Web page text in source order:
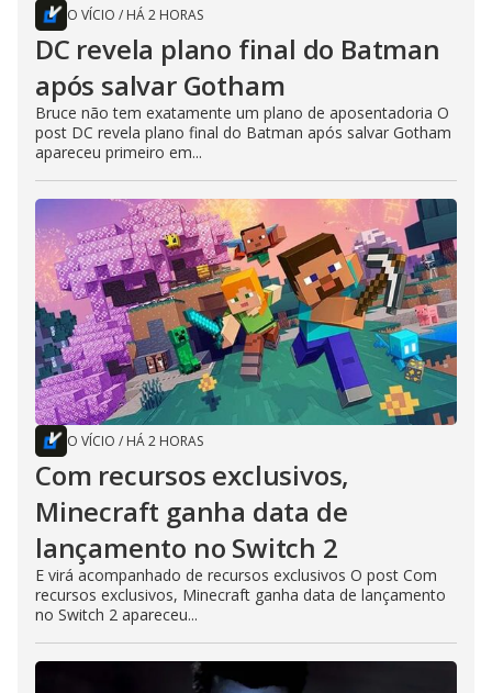
O VÍCIO / HÁ 2 HORAS
DC revela plano final do Batman
após salvar Gotham
Bruce não tem exatamente um plano de aposentadoria O
post DC revela plano final do Batman após salvar Gotham
apareceu primeiro em...
O VÍCIO / HÁ 2 HORAS
Com recursos exclusivos,
Minecraft ganha data de
lançamento no Switch 2
E virá acompanhado de recursos exclusivos O post Com
recursos exclusivos, Minecraft ganha data de lançamento
no Switch 2 apareceu...